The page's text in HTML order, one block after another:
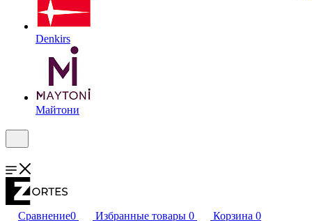
Denkirs
Майтони
Сравнение0 Избранные товары 0 Корзина 0